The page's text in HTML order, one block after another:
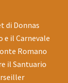
di Donnas
e il Carnevale
Romano
il Santuario